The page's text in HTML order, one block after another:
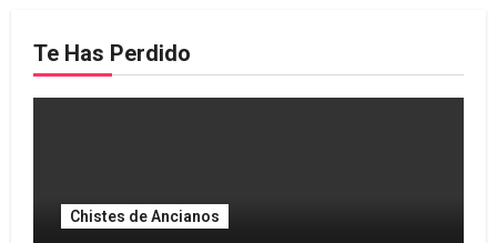
Te Has Perdido
Chistes de Ancianos